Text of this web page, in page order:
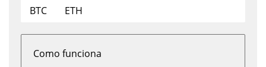
BTC
ETH
Como funciona